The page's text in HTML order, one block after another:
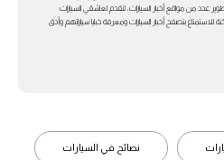
عدد من مواقع أخبار السيارات، لتقدم لعاشقي السيارات
للاستمتاع بتصفح أخبار السيارات ومعرفة خبايا سياراتهم وأدق
نصائح في السيارات